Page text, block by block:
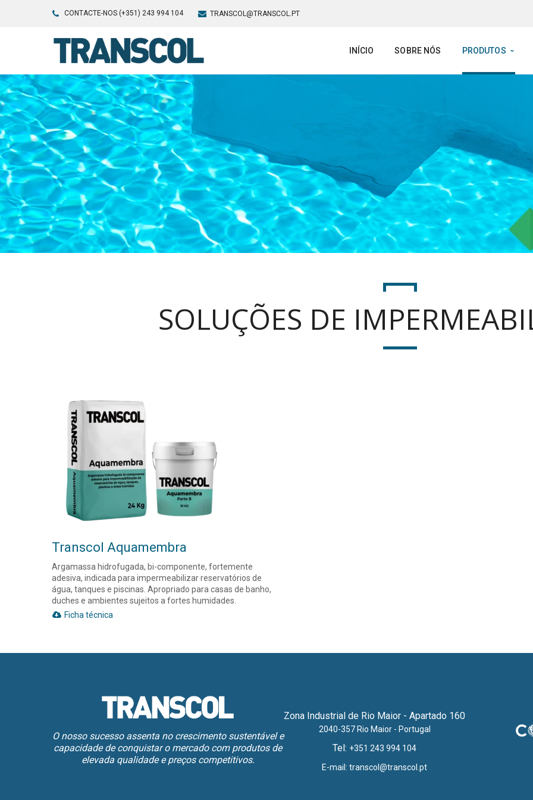
CONTACTE-NOS (+351) 243 994 104 TRANSCOL@TRANSCOL.PT
INÍCIO SOBRE NÓS PRODUTOS
SOLUÇÕES DE
Transcol Aquamembra
Argamassa hidrofugada, bi-componente, fortemente
adesiva, indicada para impermeabilizar reservatórios de
água, tanques e piscinas. Apropriado para casas de banho,
duches e ambientes sujeitos a fortes humidades.
Ficha técnica
O nosso sucesso assenta no crescimento sustentável e
capacidade de conquistar o mercado com produtos de
elevada qualidade e preços competitivos.
Zona Industrial de Rio Maior - Apartado 160
2040-357 Rio Maior - Portugal
Tel: +351 243 994 104
E-mail: transcol@transcol.pt